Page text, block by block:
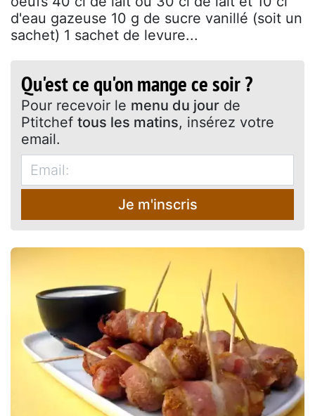
d'eau gazeuse 10 g de sucre vanillé (soit un
sachet) 1 sachet de levure...
Qu'est ce qu'on mange ce soir ?
Pour recevoir le menu du jour de
Ptitchef tous les matins, insérez votre
email.
Je m'inscris